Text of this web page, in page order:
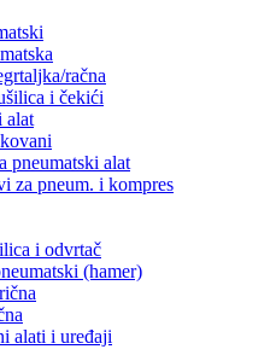
račna
i čekići
alat
pneumatski alat
za pneum. i kompres
i odvrtač
(hamer)
alati i uređaji